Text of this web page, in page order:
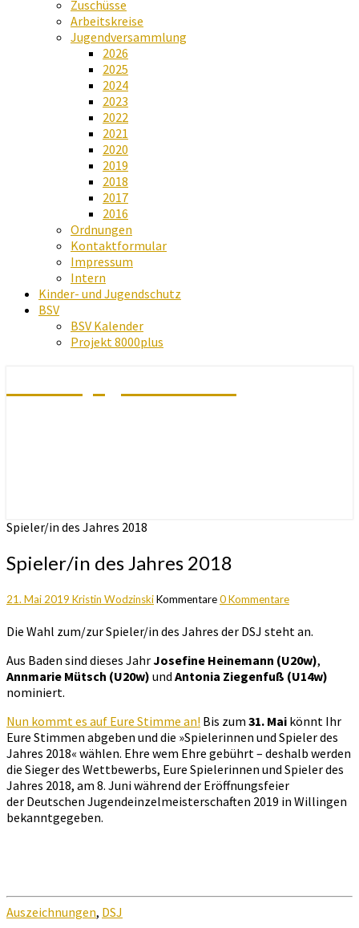
Zuschüsse
Arbeitskreise
Jugendversammlung
2026
2025
2024
2023
2022
2021
2020
2019
2018
2017
2016
Ordnungen
Kontaktformular
Impressum
Intern
Kinder- und Jugendschutz
BSV
BSV Kalender
Projekt 8000plus
Spieler/in des Jahres 2018
Spieler/in des Jahres 2018
21. Mai 2019 Kristin WodzinskiKommentare0 Kommentare
Die Wahl zum/zur Spieler/in des Jahres der DSJ steht an.
Aus Baden sind dieses JahrJosefine Heinemann (U20w),
Annmarie Mütsch (U20w) und Antonia Ziegenfuß (U14w)
nominiert.
Nun kommt es auf Eure Stimme an! Bis zum 31. Mai könnt Ihr
Eure Stimmen abgeben und die »Spielerinnen und Spieler des
Jahres 2018« wählen. Ehre wem Ehre gebührt – deshalb werden
die Sieger des Wettbewerbs, Eure Spielerinnen und Spieler des
Jahres 2018, am 8. Juni während der Eröffnungsfeier
der Deutschen Jugendeinzelmeisterschaften 2019 in Willingen
bekanntgegeben.
Auszeichnungen, DSJ